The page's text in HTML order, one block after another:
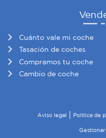
Cuánto vale mi coche
Tasación de coches
Compramos tu coche
Cambio de coche
Aviso legal Política de
Gestionar